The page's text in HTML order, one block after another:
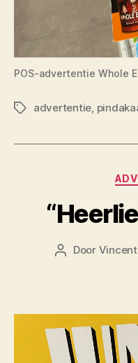
POS-advertentie Whole
Tagsadvertentie,
Berichtauteur
Door Vincent